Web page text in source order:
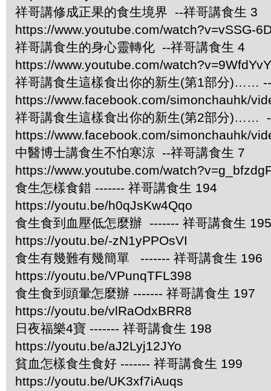
祥哥講修成正果的食生境界 --祥哥講食生 3
https://www.youtube.com/watch?v=vSSG-
祥哥講食生的身心靈轉化 --祥哥講食生 4
https://www.youtube.com/
祥哥講食生這樣食出你的新生(第1部分)……
https://www.facebook.com/simonchauhk/
祥哥講食生這樣食出你的新生(第2部分)……
https://www.facebook.com/simonchauhk/
中醫博士講食生不怕寒涼 --祥哥講食生 7
https://www.youtube.com/
食生怎樣食錯 ------- 祥哥講食生 194
https://youtu.be/h0qJsKw4Qqo
食生食到血壓低怎麼辦 ------- 祥哥講食生 195
https://youtu.be/-zN1yPPOsVI
食生有幾難有幾簡單 ------- 祥哥講食生 196
https://youtu.be/VPunqTFL398
食生食到頭暈怎麼辦 ------- 祥哥講食生 197
https://youtu.be/vlRaOdxBRR8
日夜福樂4寶 ------- 祥哥講食生 198
https://youtu.be/aJ2Lyj12JYo
貧血怎樣食生食好 ------- 祥哥講食生 199
https://youtu.be/UK3xf7iAuqs